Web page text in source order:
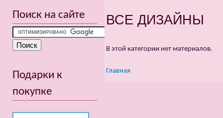
ВСЕ ДИЗАЙНЫ
В этой категории нет материалов.
Главная
Поиск на сайте
Подарки к
покупке